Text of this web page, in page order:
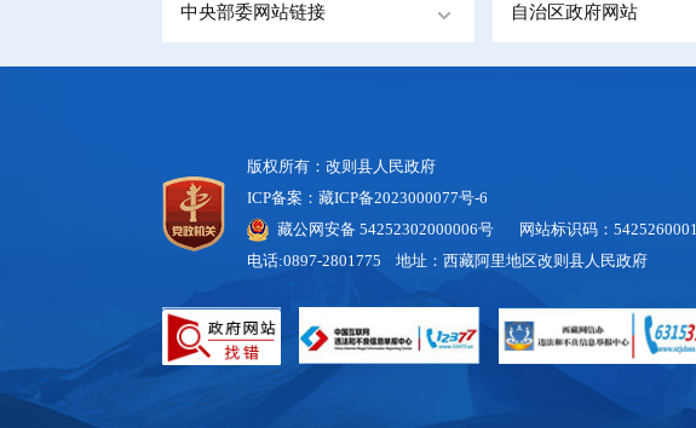
中央部委网站链接 自治区政府网站
版权所有：改则县人民政府
ICP备案：藏ICP备2023000077号-6
藏公网安备 54252302000006号 网站标识码：5425260001
电话:0897-2801775 地址：西藏阿里地区改则县人民政府